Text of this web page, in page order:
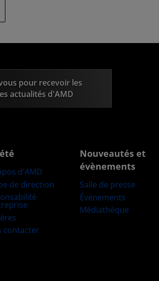
pour recevoir les
actualités d'AMD
d'AMD
de direction
contacter
Nouveautés et
évènements
Salle de presse
Évènements
Médiathèque